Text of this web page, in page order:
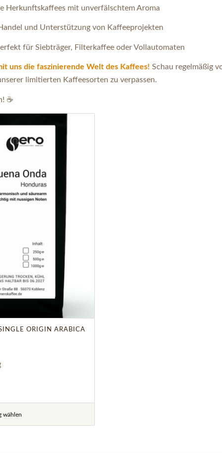
Herkunftskaffees mit unverfälschtem Aroma
und Unterstützung von Kaffeeprojekten
für Siebträger, Filterkaffee oder Vollautomaten
uns die faszinierende Welt des Kaffees! Schau regelmäßig
limitierten Kaffeesorten zu verpassen.
☕
ORIGIN ARABICA
wählen